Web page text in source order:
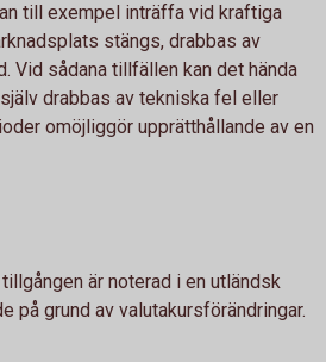
till exempel inträffa vid kraftiga
stängs, drabbas av
sådana tillfällen kan det hända
drabbas av tekniska fel eller
omöjliggör upprätthållande av en
är noterad i en utländsk
på grund av valutakursförändringar.